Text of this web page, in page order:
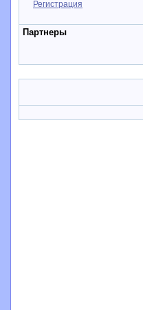
Регистрация
Партнеры